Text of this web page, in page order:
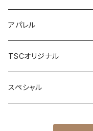
コンプリート
Waterbone
LANDYACHTZ
パーツ
デッキ
ツール
アパレル
TSCオリジナル
スペシャル